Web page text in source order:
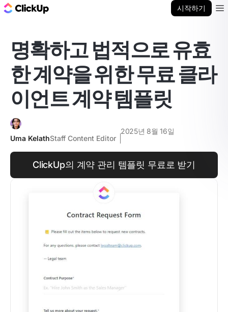
시작하기
명확하고 법적으로 유효
한 계약을 위한 무료 클라
이언트 계약 템플릿
Uma KelathStaff Content Editor
2025년 8월 16일
ClickUp의 계약 관리 템플릿 무료로 받기